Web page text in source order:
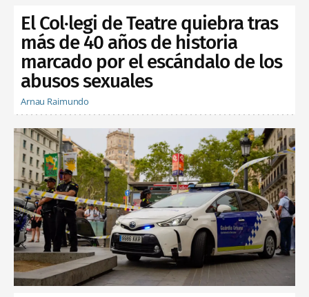
El Col·legi de Teatre quiebra tras
más de 40 años de historia
marcado por el escándalo de los
abusos sexuales
Arnau Raimundo